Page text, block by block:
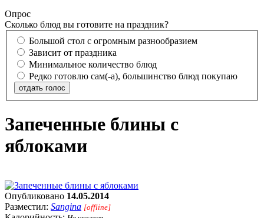
Опрос
Сколько блюд вы готовите на праздник?
Большой стол с огромным разнообразием
Зависит от праздника
Минимальное количество блюд
Редко готовлю сам(-а), большинство блюд покупаю
отдать голос
Запеченные блины с
яблоками
Опубликовано 14.05.2014
Разместил: Sangina [offline]